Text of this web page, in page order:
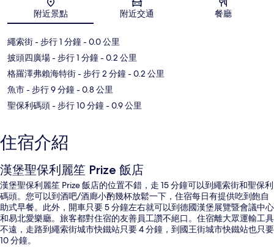
地圖
附近景點 附近交通 餐廳
繩索街- 步行 1 分鐘- 0.0 公里
披頭四廣場- 步行 1 分鐘- 0.2 公里
格羅澤弗賴海特街- 步行 2 分鐘- 0.2 公里
魚市- 步行 9 分鐘- 0.8 公里
聖保利碼頭- 步行 10 分鐘- 0.9 公里
住宿介紹
漢堡聖保利麗笙 Prize 飯店
漢堡聖保利麗笙 Prize 飯店的位置不錯，走 15 分鐘可以到繩索街和聖保利
碼頭。您可以到酒吧/酒廊小酌幾杯放鬆一下，住宿每日有提供吃到飽自
助式早餐。此外，開車只要 5 分鐘左右就可以到德國漢堡展覽暨會議中心
和易北愛樂廳。旅客都對住宿的友善員工讚不絕口。住宿離大眾運輸工具
不遠，走路到繩索街城市快鐵站只要 4 分鐘，到國王街城市快鐵站也只要
10 分鐘。